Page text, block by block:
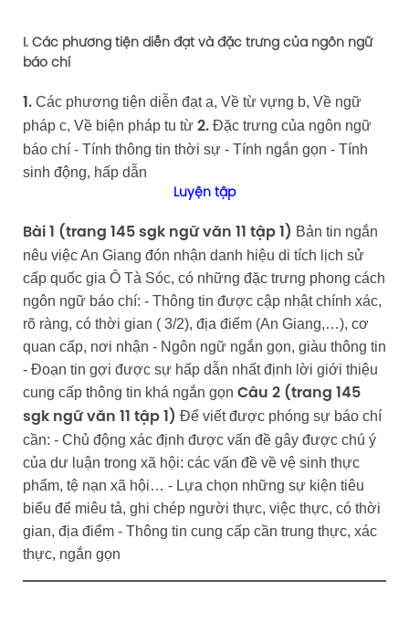
I. Các phương tiện diễn đạt và đặc trưng của ngôn ngữ
báo chí
1.Các phương tiện diễn đạt a, Về từ vựng b, Về ngữ
pháp c, Về biện pháp tu từ 2.Đặc trưng của ngôn ngữ
báo chí - Tính thông tin thời sự - Tính ngắn gọn - Tính
sinh động, hấp dẫn
Luyện tập
Bài 1 (trang 145 sgk ngữ văn 11 tập 1) Bản tin ngắn
nêu việc An Giang đón nhận danh hiệu di tích lịch sử
cấp quốc gia Ô Tà Sóc, có những đặc trưng phong cách
ngôn ngữ báo chí: - Thông tin được cập nhật chính xác,
rõ ràng, có thời gian ( 3/2), địa điểm (An Giang,…), cơ
quan cấp, nơi nhận - Ngôn ngữ ngắn gọn, giàu thông tin
- Đoạn tin gợi được sự hấp dẫn nhất định lời giới thiệu
cung cấp thông tin khá ngắn gọn Câu 2 (trang 145
sgk ngữ văn 11 tập 1) Để viết được phóng sự báo chí
cần: - Chủ động xác định được vấn đề gây được chú ý
của dư luận trong xã hội: các vấn đề về vệ sinh thực
phẩm, tệ nạn xã hội… - Lựa chọn những sự kiện tiêu
biểu để miêu tả, ghi chép người thực, việc thực, có thời
gian, địa điểm - Thông tin cung cấp cần trung thực, xác
thực, ngắn gọn